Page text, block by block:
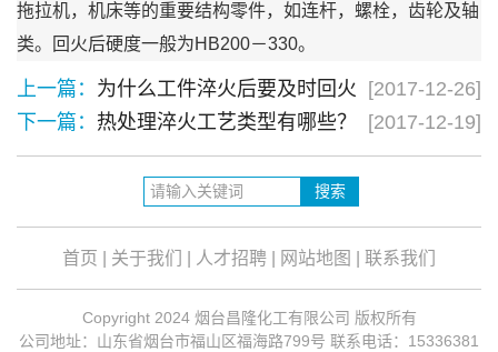
拖拉机，机床等的重要结构零件，如连杆，螺栓，齿轮及轴
类。回火后硬度一般为HB200－330。
上一篇： 为什么工件淬火后要及时回火
[2017-12-26]
下一篇： 热处理淬火工艺类型有哪些？ [2017-12-19]
首页 关于我们 人才招聘 网站地图 联系我们
Copyright 2024 烟台昌隆化工有限公司 版权所有
公司地址：山东省烟台市福山区福海路799号 联系电话：15336381